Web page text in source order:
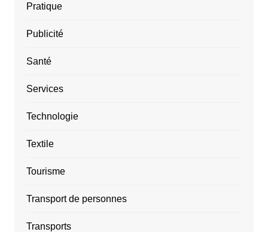
Pratique
Publicité
Santé
Services
Technologie
Textile
Tourisme
Transport de personnes
Transports